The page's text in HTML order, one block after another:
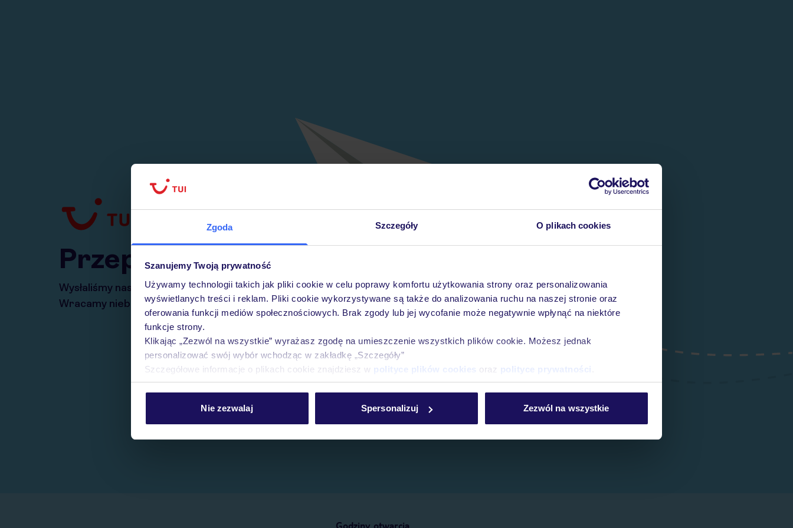
Zgoda Szczegóły O plikach cookies
Szanujemy Twoją prywatność
Używamy technologii takich jak pliki cookie w celu poprawy komfortu użytkowania strony oraz personalizowania
wyświetlanych treści i reklam. Pliki cookie wykorzystywane są także do analizowania ruchu na naszej stronie oraz
oferowania funkcji mediów społecznościowych. Brak zgody lub jej wycofanie może negatywnie wpłynąć na niektóre
funkcje strony.
Klikając „Zezwól na wszystkie” wyrażasz zgodę na umieszczenie wszystkich plików cookie. Możesz jednak
personalizować swój wybór wchodząc w zakładkę „Szczegóły”
Szczegółowe informacje o plikach cookie znajdziesz w polityce plików cookies oraz polityce prywatności
Nie zezwalaj Spersonalizuj Zezwól na wszystkie
Przepraszamy
Wysłaliśmy nasz serwis na krótkie wakacje.
Wracamy niebawem!
Godziny otwarcia